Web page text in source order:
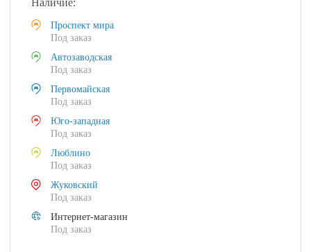
Наличие:
Проспект мира
Под заказ
Автозаводская
Под заказ
Первомайская
Под заказ
Юго-западная
Под заказ
Люблино
Под заказ
Жуковский
Под заказ
Интернет-магазин
Под заказ